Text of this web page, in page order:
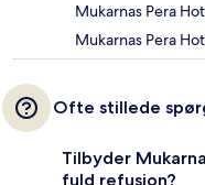
Mukarnas Pera
Mukarnas Pera
Ofte stillede
Tilbyder
fuld refusion?